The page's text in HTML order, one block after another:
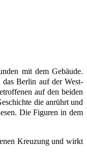
mit dem Gebäude.
Berlin auf der West-
auf den beiden
die anrührt und
Die Figuren in dem
Kreuzung und wirkt